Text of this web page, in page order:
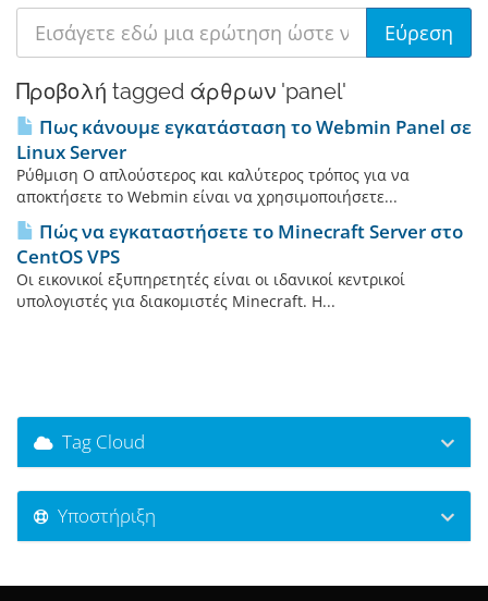
Προβολή tagged άρθρων 'panel'
Πως κάνουμε εγκατάσταση το Webmin Panel σε
Linux Server
Ρύθμιση Ο απλούστερος και καλύτερος τρόπος για να
αποκτήσετε το Webmin είναι να χρησιμοποιήσετε...
Πώς να εγκαταστήσετε το Minecraft Server στο
CentOS VPS
Οι εικονικοί εξυπηρετητές είναι οι ιδανικοί κεντρικοί
υπολογιστές για διακομιστές Minecraft. Η...
Tag Cloud
Υποστήριξη